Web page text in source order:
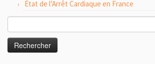
État de l’Arrêt Cardiaque en France